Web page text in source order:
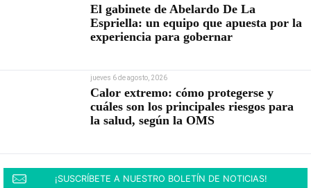
El gabinete de Abelardo De La
Espriella: un equipo que apuesta por la
experiencia para gobernar
jueves 6 de agosto, 2026
Calor extremo: cómo protegerse y
cuáles son los principales riesgos para
la salud, según la OMS
¡SUSCRÍBETE A NUESTRO BOLETÍN DE NOTICIAS!